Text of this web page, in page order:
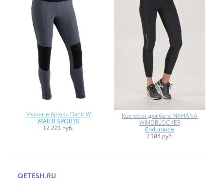
Уличные брюки Dacit W
MAIER SPORTS
12 221 руб.
Колготки для бега MAHANA
WINDBLOCKER
Endurance
7 184 руб.
QETESH.RU